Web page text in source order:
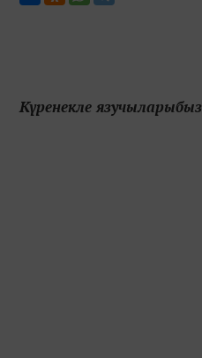
Күренекле язучыларыбыз